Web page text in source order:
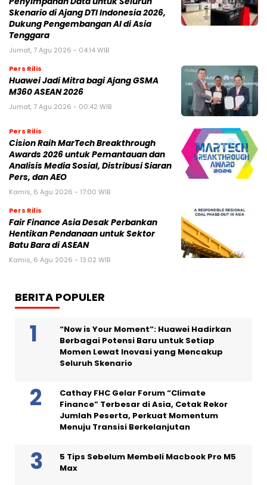
Skenario di Ajang DTI Indonesia 2026,
Dukung Pengembangan AI di Asia
Tenggara
Jumat, 7 Agu 2026 - 04:14 WIB
Pers Rilis
Huawei Jadi Mitra bagi Ajang GSMA
M360 ASEAN 2026
Jumat, 7 Agu 2026 - 00:42 WIB
Pers Rilis
Cision Raih MarTech Breakthrough
Awards 2026 untuk Pemantauan dan
Analisis Media Sosial, Distribusi Siaran
Pers, dan AEO
Kamis, 6 Agu 2026 - 17:00 WIB
Pers Rilis
Fair Finance Asia Desak Perbankan
Hentikan Pendanaan untuk Sektor
Batu Bara di ASEAN
Kamis, 6 Agu 2026 - 13:02 WIB
BERITA POPULER
“Now is Your Moment”: Huawei Hadirkan
Berbagai Potensi Baru untuk Setiap
Momen Lewat Inovasi yang Mencakup
Seluruh Skenario
Cathay FHC Gelar Forum “Climate
Finance” Terbesar di Asia, Cetak Rekor
Jumlah Peserta, Perkuat Momentum
Menuju Transisi Berkelanjutan
5 Tips Sebelum Membeli Macbook Pro M5
Max